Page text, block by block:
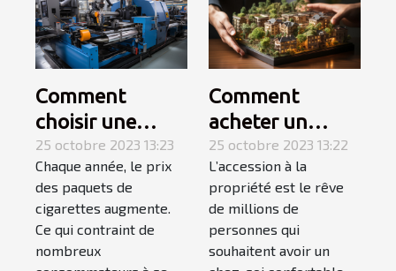
Comment
choisir une
tubeuse
électrique ?
25 octobre 2023 13:23
Chaque année, le prix
des paquets de
cigarettes augmente.
Ce qui contraint de
nombreux
Comment
acheter un
appartement ? 3
étapes pour
faire le meilleur
choix
25 octobre 2023 13:22
L’accession à la
propriété est le rêve
de millions de
personnes qui
souhaitent avoir un